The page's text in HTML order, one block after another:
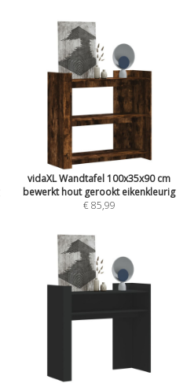
vidaXL Wandtafel 100x35x90 cm
bewerkt hout gerookt eikenkleurig
€ 85,99